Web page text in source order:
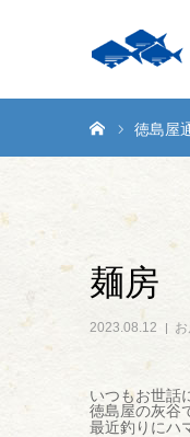
徳島屋
麺房
2023.08.12
いつもお世話
徳島屋の灰谷
最近釣りにハ